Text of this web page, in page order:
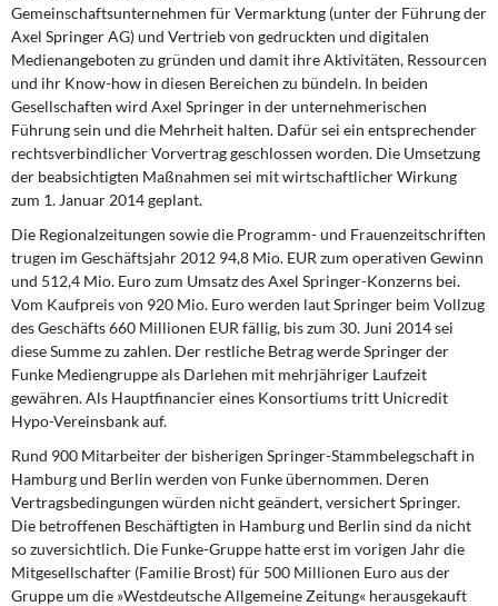
Memo-Gruppe
Institut Solidarische Moderne
Rosa-Luxemburg-Stiftung
Über mich
Kontakt
Gemeinschaftsunternehmen für Vermarktung (unter der Führung der
Axel Springer AG) und Vertrieb von gedruckten und digitalen
Medienangeboten zu gründen und damit ihre Aktivitäten, Ressourcen
und ihr Know-how in diesen Bereichen zu bündeln. In beiden
Gesellschaften wird Axel Springer in der unternehmerischen
Führung sein und die Mehrheit halten. Dafür sei ein entsprechender
rechtsverbindlicher Vorvertrag geschlossen worden. Die Umsetzung
der beabsichtigten Maßnahmen sei mit wirtschaftlicher Wirkung
zum 1. Januar 2014 geplant.
Die Regionalzeitungen sowie die Programm-und Frauenzeitschriften
trugen im Geschäftsjahr 2012 94,8 Mio. EUR zum operativen Gewinn
und 512,4 Mio. Euro zum Umsatz des Axel Springer-Konzerns bei.
Vom Kaufpreis von 920 Mio. Euro werden laut Springer beim Vollzug
des Geschäfts 660 Millionen EUR fällig, bis zum 30. Juni 2014 sei
diese Summe zu zahlen. Der restliche Betrag werde Springer der
Funke Mediengruppe als Darlehen mit mehrjähriger Laufzeit
gewähren. Als Hauptfinancier eines Konsortiums tritt Unicredit
Hypo-Vereinsbank auf.
Rund 900 Mitarbeiter der bisherigen Springer-Stammbelegschaft in
Hamburg und Berlin werden von Funke übernommen. Deren
Vertragsbedingungen würden nicht geändert, versichert Springer.
Die betroffenen Beschäftigten in Hamburg und Berlin sind da nicht
so zuversichtlich. Die Funke-Gruppe hatte erst im vorigen Jahr die
Mitgesellschafter (Familie Brost) für 500 Millionen Euro aus der
Gruppe um die »Westdeutsche Allgemeine Zeitung« herausgekauft